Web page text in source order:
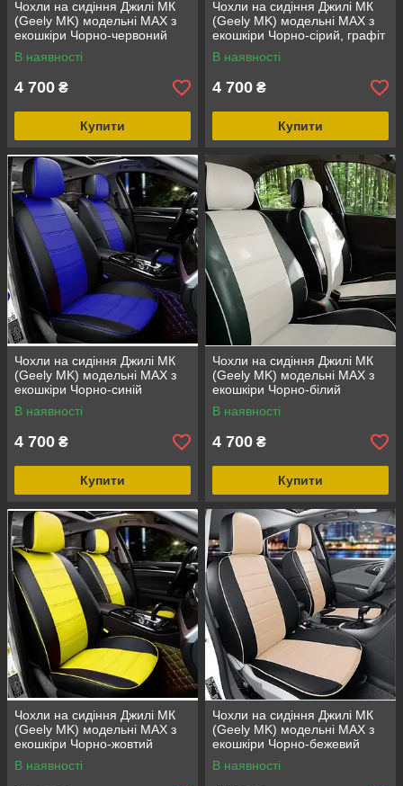
Чохли на сидіння Джилі МК
(Geely MK) модельні MAX з
екошкіри Чорно-червоний
В наявності
4 700 ₴
Купити
Чохли на сидіння Джилі МК
(Geely MK) модельні MAX з
екошкіри Чорно-сірий, графіт
В наявності
4 700 ₴
Купити
Чохли на сидіння Джилі МК
(Geely MK) модельні MAX з
екошкіри Чорно-синій
В наявності
4 700 ₴
Купити
Чохли на сидіння Джилі МК
(Geely MK) модельні MAX з
екошкіри Чорно-білий
В наявності
4 700 ₴
Купити
Чохли на сидіння Джилі МК
(Geely MK) модельні MAX з
екошкіри Чорно-жовтий
В наявності
Чохли на сидіння Джилі МК
(Geely MK) модельні MAX з
екошкіри Чорно-бежевий
В наявності